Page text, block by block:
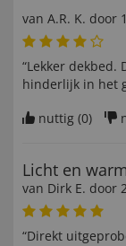
van A.R. K. door
“Lekker dekbed.
hinderlijk in het
nuttig (0)
Licht en
van Dirk E. door
“Direkt